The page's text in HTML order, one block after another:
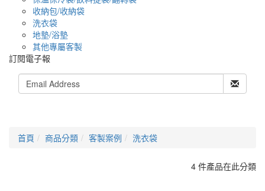
收納包/收納袋
洗衣袋
地墊/浴墊
其他專屬客製
訂閱電子報
首頁 商品分類 客製案例 洗衣袋
4 件產品在此分類